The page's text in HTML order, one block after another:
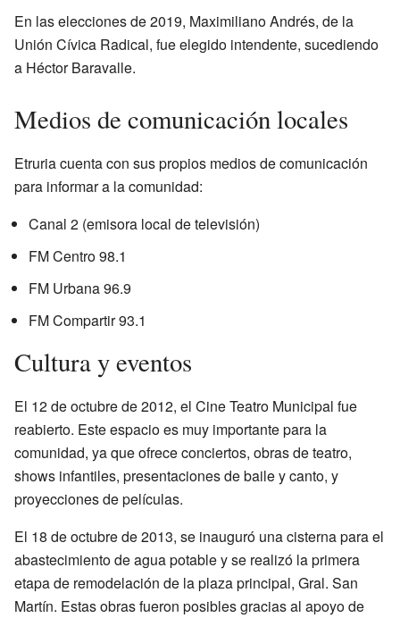
En las elecciones de 2019, Maximiliano Andrés, de la
Unión Cívica Radical, fue elegido intendente, sucediendo
a Héctor Baravalle.
Medios de comunicación locales
Etruria cuenta con sus propios medios de comunicación
para informar a la comunidad:
Canal 2 (emisora local de televisión)
FM Centro 98.1
FM Urbana 96.9
FM Compartir 93.1
Cultura y eventos
El 12 de octubre de 2012, el Cine Teatro Municipal fue
reabierto. Este espacio es muy importante para la
comunidad, ya que ofrece conciertos, obras de teatro,
shows infantiles, presentaciones de baile y canto, y
proyecciones de películas.
El 18 de octubre de 2013, se inauguró una cisterna para el
abastecimiento de agua potable y se realizó la primera
etapa de remodelación de la plaza principal, Gral. San
Martín. Estas obras fueron posibles gracias al apoyo de